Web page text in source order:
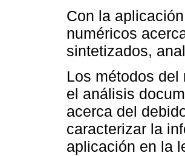
Con la
numéricos
sintetizados,
Los métodos
el análisis
acerca del
caracterizar la
aplicación en la